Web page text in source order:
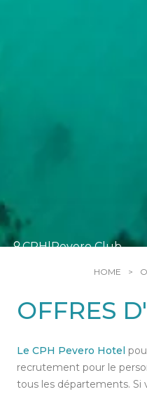
HOME
OFFRES
Le CPH Pevero Hotel
recrutement pour le
tous les départements. Si
CPH|Pevero Club